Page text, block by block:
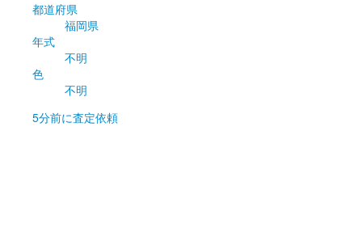
都道府県
福岡県
年式
不明
色
不明
5分前に査定依頼